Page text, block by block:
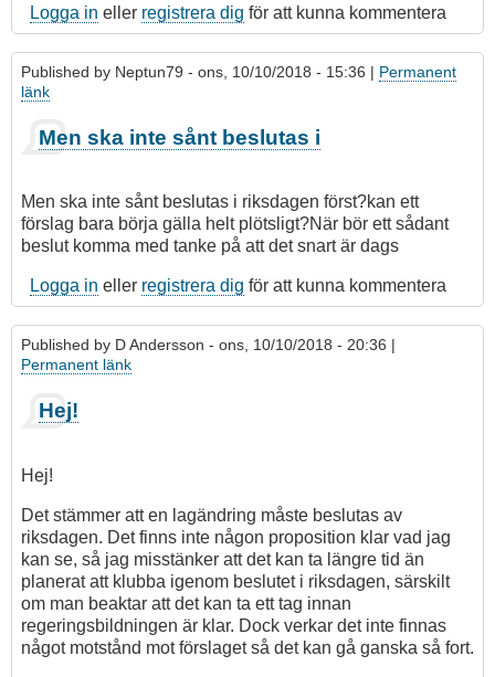
Logga in eller registrera dig för att kunna kommentera
Published by Neptun79 - ons, 10/10/2018 - 15:36 | Permanent
länk
Som
svar
Hej!
av
D
Men ska inte sånt beslutas i
Men ska inte sånt beslutas i riksdagen först?kan ett
förslag bara börja gälla helt plötsligt?När bör ett sådant
beslut komma med tanke på att det snart är dags
Logga in eller registrera dig för att kunna kommentera
Published by D Andersson - ons, 10/10/2018 - 20:36 |
Permanent länk
Hej!
Hej!
Det stämmer att en lagändring måste beslutas av
riksdagen. Det finns inte någon proposition klar vad jag
kan se, så jag misstänker att det kan ta längre tid än
planerat att klubba igenom beslutet i riksdagen, särskilt
om man beaktar att det kan ta ett tag innan
regeringsbildningen är klar. Dock verkar det inte finnas
något motstånd mot förslaget så det kan gå ganska så fort.